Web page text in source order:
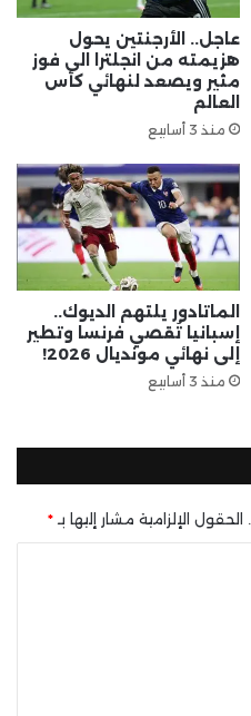
عاجل.. الأرجنتين يحول
هزيمته من انجلترا الى فوز
مثير ويصعد لنهائي كأس
العالم
منذ 3 أسابيع
الماتادور يلتهم الديوك..
إسبانيا تُقصي فرنسا وتطير
إلى نهائي مونديال 2026!
منذ 3 أسابيع
الحقول الإلزامية مشار إليها بـ *